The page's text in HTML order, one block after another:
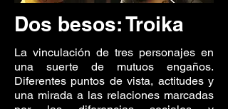
Dos besos: Troika
La vinculación de tres personajes en
una suerte de mutuos engaños.
Diferentes puntos de vista, actitudes y
una mirada a las relaciones marcadas